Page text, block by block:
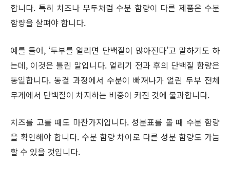
합니다. 특히 치즈나 부두처럼 수분 함량이 다른 제품은 수분
함량을 살펴야 합니다.
예를 들어, ‘두부를 얼리면 단백질이 많아진다’고 말하기도 하
는데, 이것은 틀린 말입니다. 얼리기 전과 후의 단백질 함량은
동일합니다. 동결 과정에서 수분이 빠져나가 얼린 두부 전체
무게에서 단백질이 차지하는 비중이 커진 것에 불과합니다.
치즈를 고를 때도 마찬가지입니다. 성분표를 볼 때 수분 함량
을 확인해야 합니다. 수분 함량 차이로 다른 성분 함량도 가늠
할 수 있을 것입니다.